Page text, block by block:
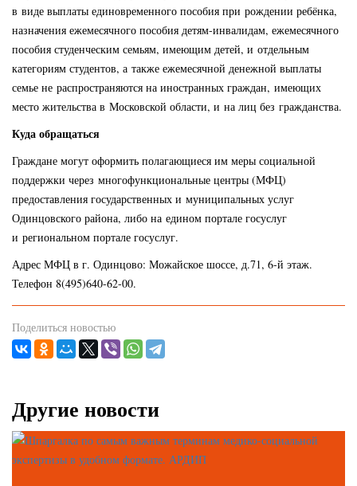
в виде выплаты единовременного пособия при рождении ребёнка,
назначения ежемесячного пособия детям-инвалидам, ежемесячного
пособия студенческим семьям, имеющим детей, и отдельным
категориям студентов, а также ежемесячной денежной выплаты
семье не распространяются на иностранных граждан, имеющих
место жительства в Московской области, и на лиц без гражданства.
Куда обращаться
Граждане могут оформить полагающиеся им меры социальной
поддержки через многофункциональные центры (МФЦ)
предоставления государственных и муниципальных услуг
Одинцовского района, либо на едином портале госуслуг
и региональном портале госуслуг.
Адрес МФЦ в г. Одинцово: Можайское шоссе, д.71, 6-й этаж.
Телефон 8(495)640-62-00.
Поделиться новостью
Другие новости